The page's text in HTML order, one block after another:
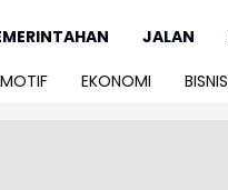
JALAN
EKONOMI BISNIS